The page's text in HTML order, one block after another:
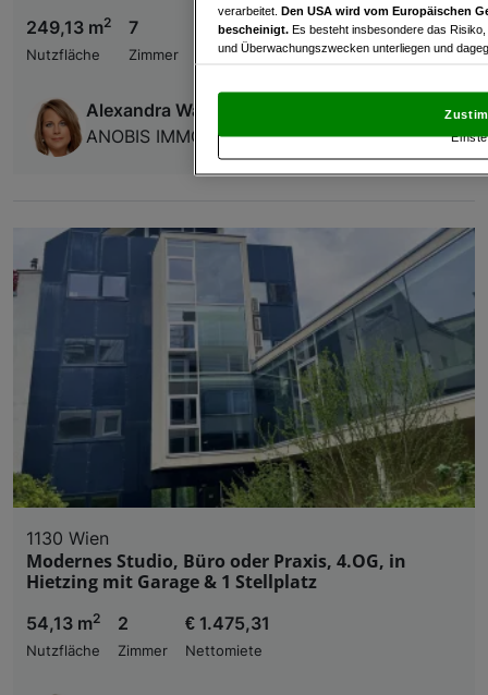
249,13 m2
Nutzfläche
7
Zimmer
€ 4.908,09
Nettomiete
Alexandra Wagner, MSc.
ANOBIS IMMOBILIEN GmbH
1130 Wien
Modernes Studio, Büro oder Praxis, 4.OG, in
Hietzing mit Garage & 1 Stellplatz
54,13 m2
Nutzfläche
2
Zimmer
€ 1.475,31
Nettomiete
verarbeitet. Den USA wird vom Europäischen
bescheinigt. Es besteht insbesondere das
und Überwachungszwecken unterliegen und
und Widerspruch gegen die Verarbeitung auf der
„Cookie Einstellungen“, die sich auf jeder Seite
Verwendung genauer Standortdaten.
Zugriff auf Informationen auf einem Endgerät.
und der Performance von Inhalten,
Liste der Partner (Lieferanten)